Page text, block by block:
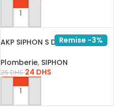
AJOUTER AU PANIER
Remise -3%
AKP SIPHON S DE SOL 50/45 A
Plomberie, SIPHON
25DHS24 DHS
AJOUTER AU PANIER